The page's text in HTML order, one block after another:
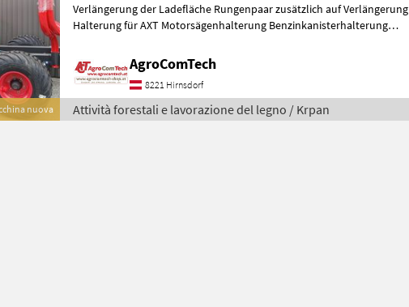
nuova
Verlängerung der Ladefläche Rungenpaar zusätzlich auf Verlängerung
Halterung für AXT Motorsägenhalterung Benzinkanisterhalterung
AgroComTech
8221 Hirnsdorf
Attività forestali e lavorazione del legno / Krpan